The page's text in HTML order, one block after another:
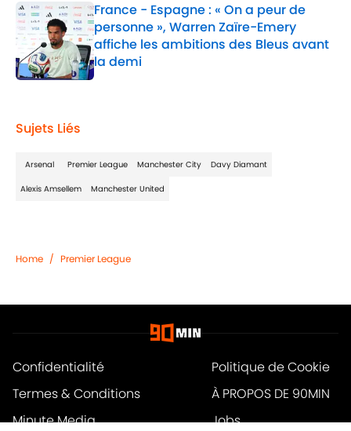
France - Espagne : « On a peur de
personne », Warren Zaïre-Emery
affiche les ambitions des Bleus avant
la demi
Published by on Invalid Date
Sujets Liés
Arsenal Premier League Manchester City Davy Diamant
Alexis Amsellem Manchester United
Home / Premier League
Confidentialité
Politique de Cookie
Termes & Conditions
À PROPOS DE 90MIN
Minute Media
Jobs